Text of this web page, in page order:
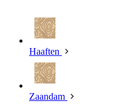
Haaften
Zaandam